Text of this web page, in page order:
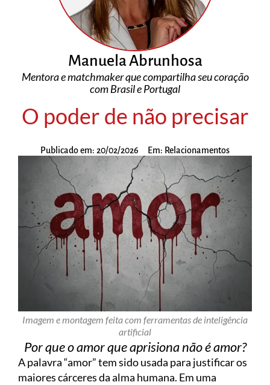
Manuela Abrunhosa
Mentora e matchmaker que compartilha seu coração
com Brasil e Portugal
O poder de não precisar
Publicado em: 20/02/2026 Em: Relacionamentos
Imagem e montagem feita com ferramentas de inteligência
artificial
Por que o amor que aprisiona não é amor?
A palavra “amor” tem sido usada para justificar os
maiores cárceres da alma humana. Em uma